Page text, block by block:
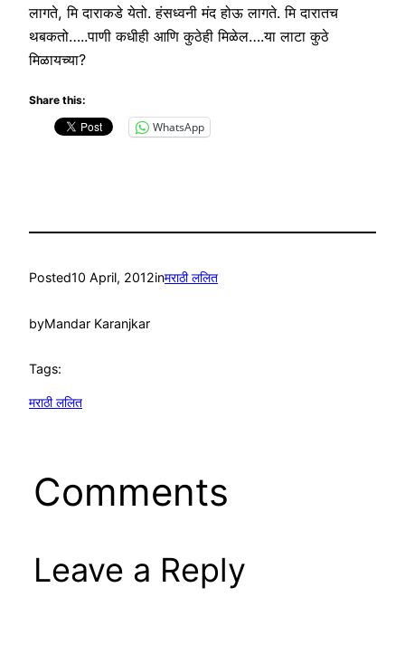
लागते, मि दाराकडे येतो. हंसध्वनी मंद होऊ लागते. मि दारातच
थबकतो…..पाणी कधीही आणि कुठेही मिळेल….या लाटा कुठे
मिळायच्या?
Share this:
WhatsApp
Posted10 April, 2012inमराठी ललित
byMandar Karanjkar
Tags:
मराठी ललित
Comments
Leave a Reply